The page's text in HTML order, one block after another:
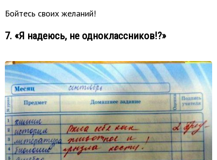
Бойтесь своих желаний!
7. «Я надеюсь, не одноклассников!?»